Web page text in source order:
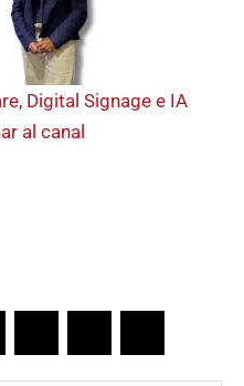
Digital Signage e IA
al canal